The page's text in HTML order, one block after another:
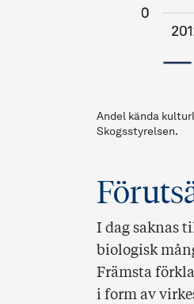
Andel kända
Skogsstyrelsen.
I dag saknas
biologisk
Främsta
i form av